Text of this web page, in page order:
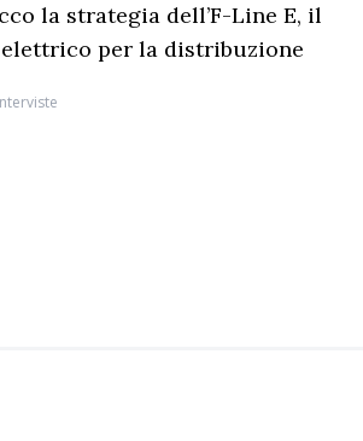
la strategia dell’F-Line E, il
per la distribuzione